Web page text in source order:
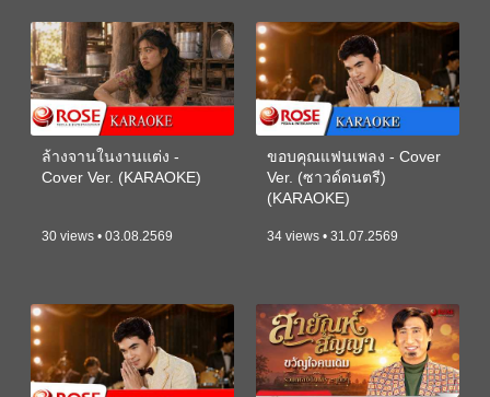
ล้างจานในงานแต่ง -
Cover Ver. (KARAOKE)
30 views • 03.08.2569
ขอบคุณแฟนเพลง - Cover
Ver. (ซาวด์ดนตรี)
(KARAOKE)
34 views • 31.07.2569